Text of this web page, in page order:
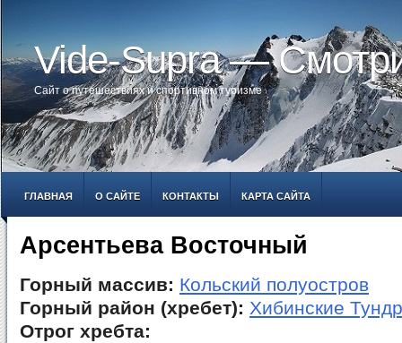
Vide-Supra —
Сайт о путешествиях и спортивном туризме
ГЛАВНАЯ О САЙТЕ КОНТАКТЫ КАРТА САЙТА
Арсентьева Восточный
Горный массив: Кольский полуостров
Горный район (хребет): Хибинские
Отрог хребта: